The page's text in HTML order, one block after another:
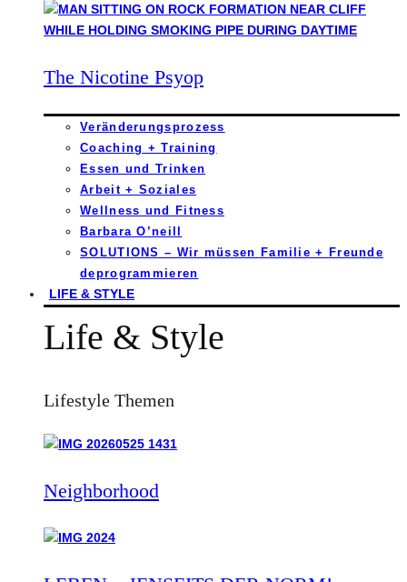
The Nicotine Psyop
Veränderungsprozess
Coaching + Training
Essen und Trinken
Arbeit + Soziales
Wellness und Fitness
Barbara O’neill
SOLUTIONS – Wir müssen Familie + Freunde
deprogrammieren
LIFE & STYLE
Life & Style
Lifestyle Themen
Neighborhood